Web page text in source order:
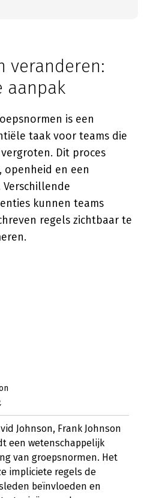
veranderen:
aanpak
is een
taak voor teams die
Dit proces
openheid en een
kunnen teams
regels zichtbaar te
Johnson, Frank Johnson
een wetenschappelijk
van groepsnormen. Het
impliciete regels de
beïnvloeden en